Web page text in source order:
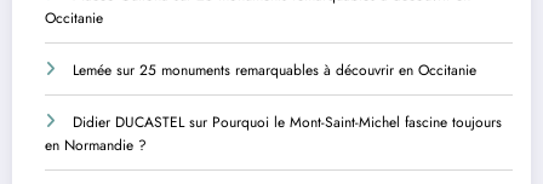
Occitanie
Lemée sur 25 monuments remarquables à découvrir en Occitanie
Didier DUCASTELsur Pourquoi le Mont-Saint-Michel fascine toujours
en Normandie ?